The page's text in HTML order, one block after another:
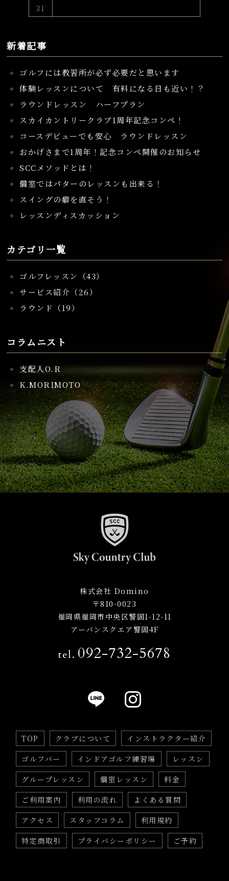
31
新着記事
ゴルフには教習所が必ず必要だと思います
体験レッスンについて 有料になる日も近い！？
ラウンドレッスン ハーフプラン
スカイカントリークラブ1周年記念コンペ！
コースデビューでも安心 ラウンドレッスン
おかげさまで1周年！記念コンペ開催のお知らせ
SCCメソッドとは！
個室ではパターのレッスンも出来る！
スイングの癖を直そう！
レッスンディスカッション
カテゴリ一覧
ゴルフレッスン（43）
サービス紹介（26）
ラウンド（19）
コラムニスト
支配人O.R
K.MORIMOTO
株式会社 Domino
〒810-0023
福岡県福岡市中央区警固1-12-11
アーバンスクエア警固4F
tel. 092-732-5678
TOP クラブについて
インストラクター紹介
ゴルフバー
インドアゴルフ練習場
レッスン
グループレッスン
個室レッスン
料金
ご利用案内
利用の流れ
よくある質問
アクセス
スタッフコラム
利用規約
特定商取引
プライバシーポリシー ご予約